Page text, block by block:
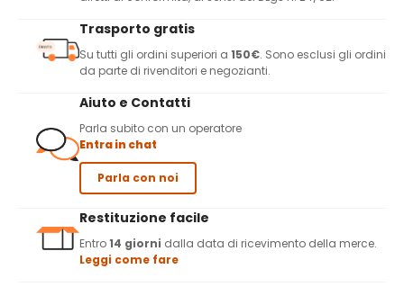
Trasporto gratis
Su tutti gli ordini superiori a 150€. Sono esclusi gli ordini
da parte di rivenditori e negozianti.
Aiuto e Contatti
Parla subito con un operatore
Entra in chat
Parla con noi
Restituzione facile
Entro14 giorni dalla data di ricevimento della merce.
Leggi come fare